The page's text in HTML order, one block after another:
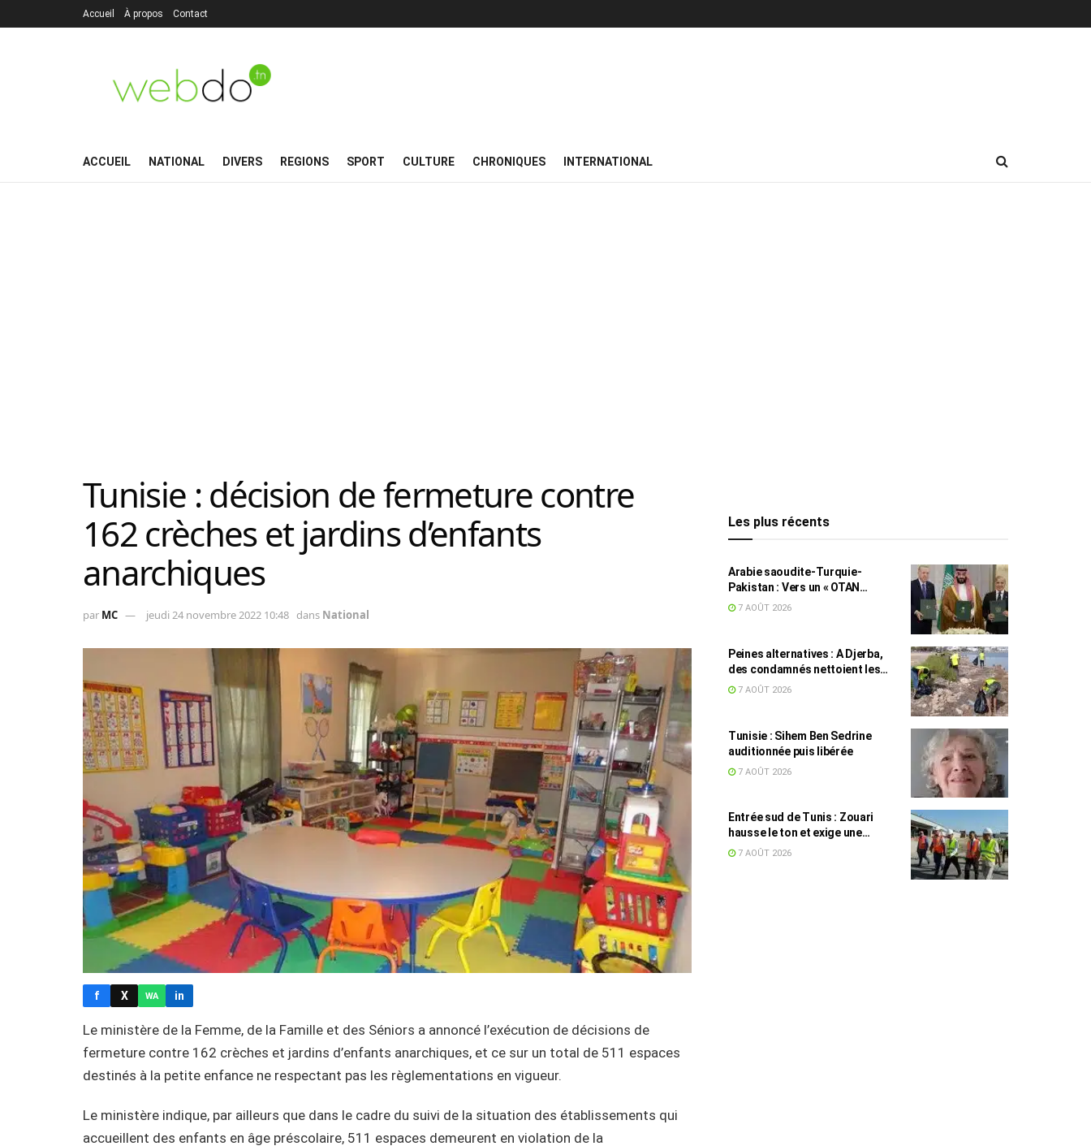
Accueil À propos Contact
ACCUEIL NATIONAL DIVERS REGIONS SPORT CULTURE CHRONIQUES INTERNATIONAL
Tunisie : décision de fermeture contre
162 crèches et jardins d’enfants
anarchiques
par MC jeudi 24 novembre 2022 10:48 dans National
f X WA in
Le ministère de la Femme, de la Famille et des Séniors a annoncé l’exécution de décisions de
fermeture contre 162 crèches et jardins d’enfants anarchiques, et ce sur un total de 511 espaces
destinés à la petite enfance ne respectant pas les règlementations en vigueur.
Le ministère indique, par ailleurs que dans le cadre du suivi de la situation des établissements qui
accueillent des enfants en âge préscolaire, 511 espaces demeurent en violation de la
Les plus récents
Arabie saoudite-Turquie-
Pakistan : Vers un « OTAN
islamique » ?
7 AOÛT 2026
Peines alternatives : A Djerba,
des condamnés nettoient les
plages
7 AOÛT 2026
Tunisie : Sihem Ben Sedrine
auditionnée puis libérée
7 AOÛT 2026
Entrée sud de Tunis : Zouari
hausse le ton et exige une
accélération des travaux
7 AOÛT 2026